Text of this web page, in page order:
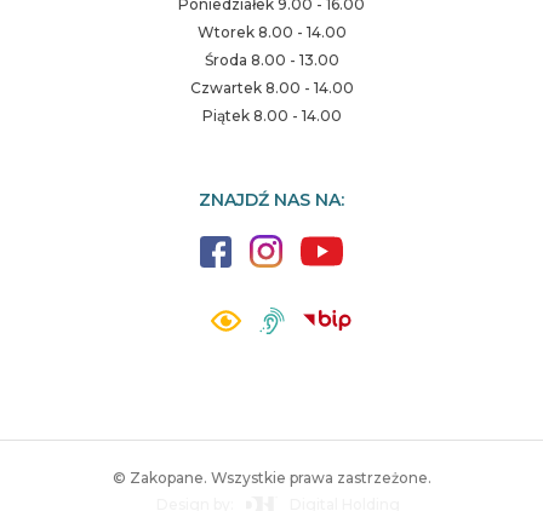
Poniedziałek 9.00 - 16.00
Wtorek 8.00 - 14.00
Środa 8.00 - 13.00
Czwartek 8.00 - 14.00
Piątek 8.00 - 14.00
ZNAJDŹ NAS NA:
© Zakopane. Wszystkie prawa zastrzeżone.